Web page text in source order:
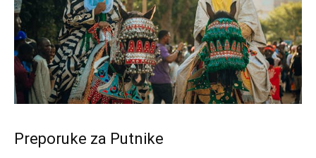
Preporuke za Putnike